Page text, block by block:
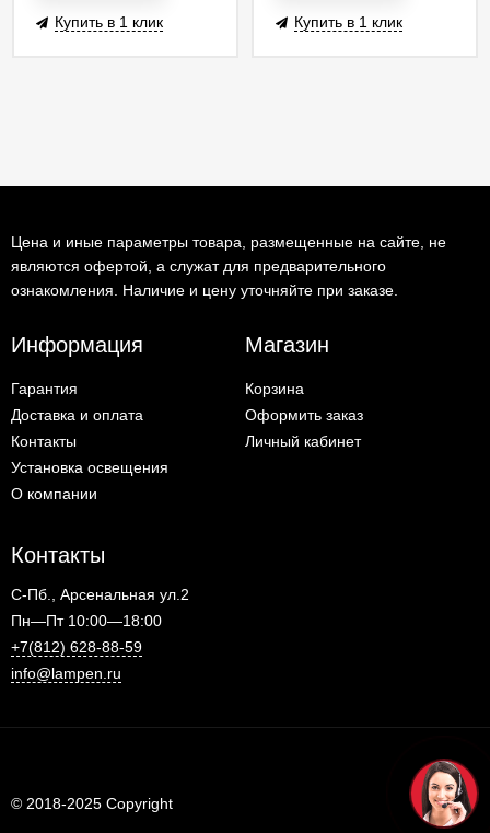
Купить в 1 клик Купить в 1 клик
Цена и иные параметры товара, размещенные на сайте, не
являются офертой, а служат для предварительного
ознакомления. Наличие и цену уточняйте при заказе.
Информация
Гарантия
Доставка и оплата
Контакты
Установка освещения
О компании
Магазин
Корзина
Оформить заказ
Личный кабинет
Контакты
С-Пб., Арсенальная ул.2
Пн—Пт 10:00—18:00
+7(812) 628-88-59
info@lampen.ru
© 2018-2025 Copyright